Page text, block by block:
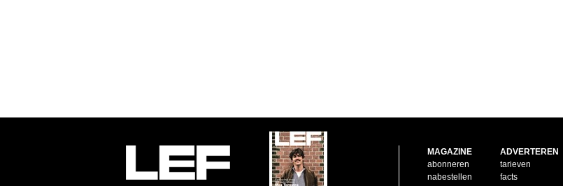
MAGAZINE
abonneren
nabestellen
ADVERTEREN
tarieven
facts